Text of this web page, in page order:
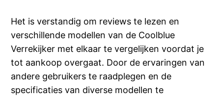
Het is verstandig om reviews te lezen en
verschillende modellen van de Coolblue
Verrekijker met elkaar te vergelijken voordat je
tot aankoop overgaat. Door de ervaringen van
andere gebruikers te raadplegen en de
specificaties van diverse modellen te